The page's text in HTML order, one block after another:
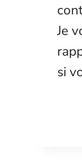
Je
si